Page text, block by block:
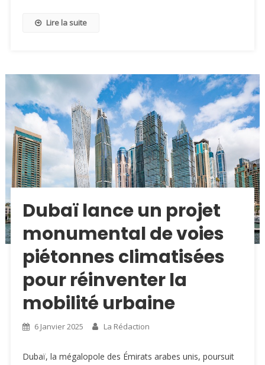
Lire la suite
Dubaï lance un projet
monumental de voies
piétonnes climatisées
pour réinventer la
mobilité urbaine
6 Janvier 2025 La Rédaction
Dubaï, la mégalopole des Émirats arabes unis, poursuit